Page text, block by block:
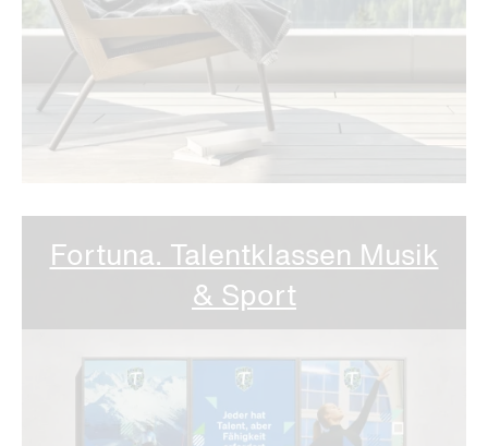
Fortuna. Talentklassen Musik
& Sport